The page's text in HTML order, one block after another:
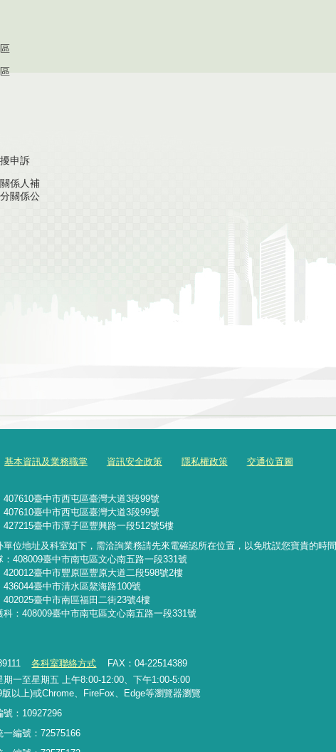
申訴
係人補
關係公
基本資訊及業務職掌 資訊安全政策 隱私權政策 交通位置圖
407610臺中市西屯區臺灣大道3段99號
407610臺中市西屯區臺灣大道3段99號
427215臺中市潭子區豐興路一段512號5樓
位地址及科室如下，需洽詢業務請先來電確認所在位置，以免耽誤您寶貴的時間
：408009臺中市南屯區文心南五路一段331號
420012臺中市豐原區豐原大道二段598號2樓
436044臺中市清水區鰲海路100號
402025臺中市南區福田二街23號4樓
科：408009臺中市南屯區文心南五路一段331號
各科室聯絡方式
FAX：04-22514389
期一至星期五 上午8:00-12:00、下午1:00-5:00
以上)或Chrome、FireFox、Edge等瀏覽器瀏覽
號：10927296
一編號 ： 72575166